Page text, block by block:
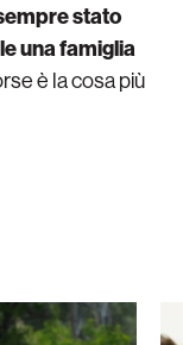
stato
una famiglia
è la cosa più